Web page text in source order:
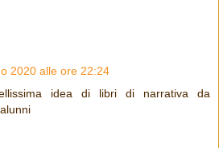
2020 alle ore 22:24
idea di libri di narrativa da